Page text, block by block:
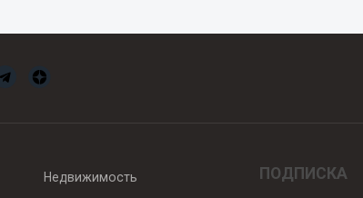
Недвижимость ПОДПИСКА